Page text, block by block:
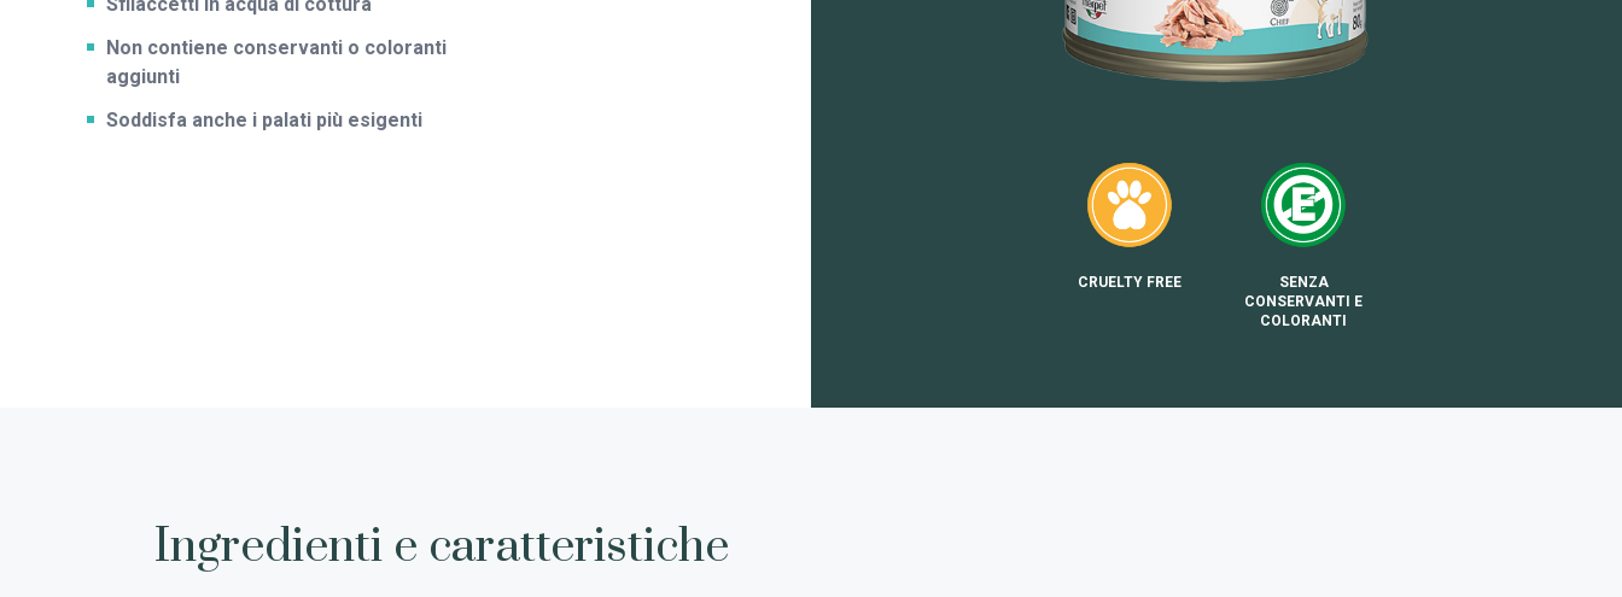
Non contiene conservanti o coloranti
aggiunti
Soddisfa anche i palati più esigenti
CRUELTY FREE
SENZA
CONSERVANTI E
COLORANTI
Ingredienti e caratteristiche